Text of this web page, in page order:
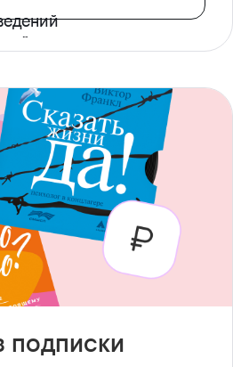
подписки